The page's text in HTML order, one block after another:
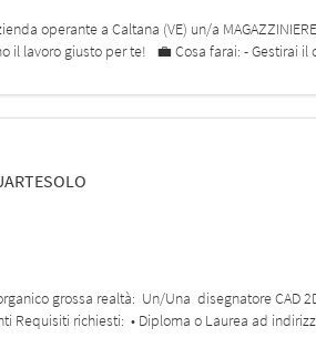
operante a Caltana (VE) un/a
il lavoro giusto per te! 💼 Cosa farai: - Gestirai
grossa realtà: Un/Una disegnatore CAD
Requisiti richiesti: • Diploma o Laurea ad